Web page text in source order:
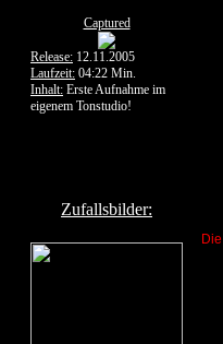
Captured
Release: 12.11.2005
Laufzeit: 04:22 Min.
Inhalt: Erste Aufnahme im
eigenem Tonstudio!
Zufallsbilder: